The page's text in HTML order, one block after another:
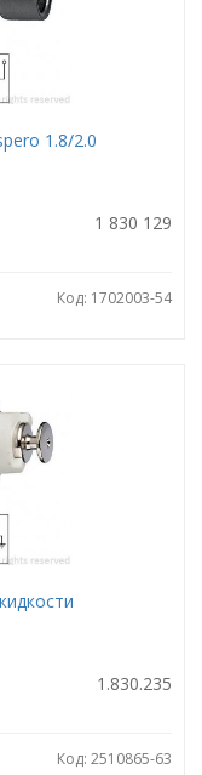
1.8/2.0
1 830 129
Код: 1702003-54
1.830.235
Код: 2510865-63